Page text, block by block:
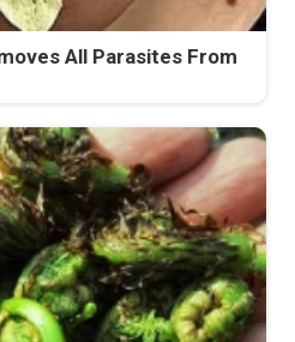
All Parasites From